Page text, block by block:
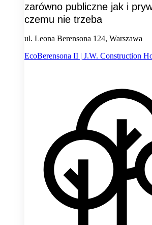
zarówno publiczne jak i
czemu nie trzeba
ul. Leona Berensona 124, Warszawa
EcoBerensona II | J.W. Construction